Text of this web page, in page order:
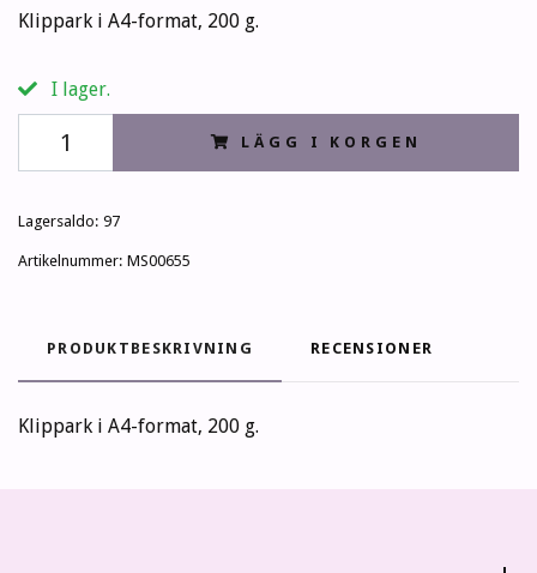
Klippark i A4-format, 200 g.
I lager.
LÄGG I KORGEN
Lagersaldo: 97
Artikelnummer: MS00655
PRODUKTBESKRIVNING RECENSIONER
Klippark i A4-format, 200 g.